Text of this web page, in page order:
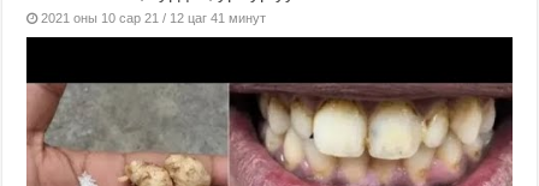
2021 оны 10 сар 21 / 12 цаг 41 минут